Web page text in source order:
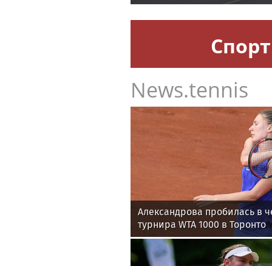
Спорт
News.tennis
Александрова пробилась в
турнира WTA 1000 в Торонто